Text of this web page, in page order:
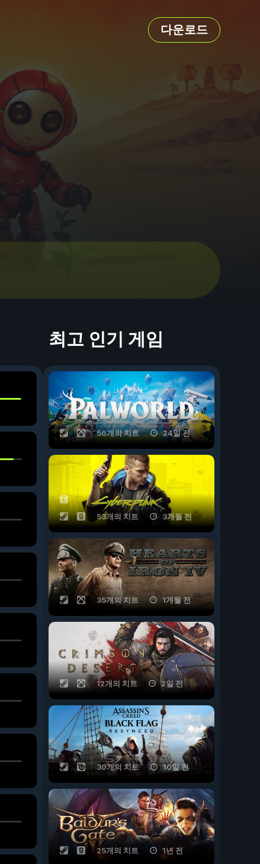
다운로드
최고 인기 게임
56개의 치트 24일 전
53개의 치트 3개월 전
35개의 치트 1개월 전
12개의 치트 2일 전
30개의 치트 10일 전
25개의 치트 1년 전